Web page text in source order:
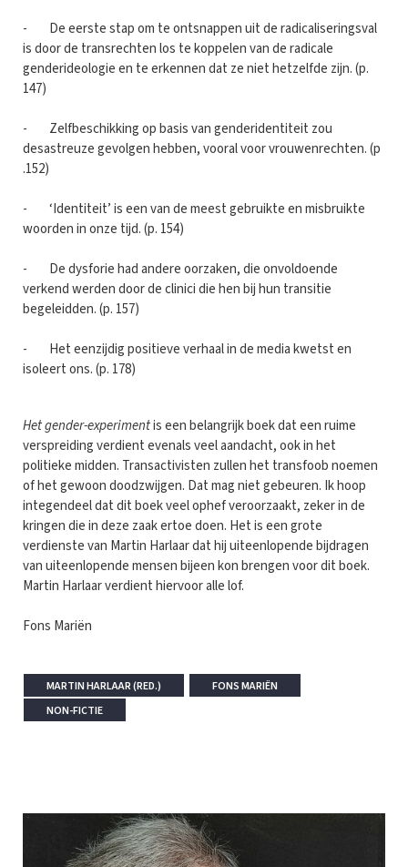
- De eerste stap om te ontsnappen uit de radicaliseringsval
is door de transrechten los te koppelen van de radicale
genderideologie en te erkennen dat ze niet hetzelfde zijn. (p.
147)
- Zelfbeschikking op basis van genderidentiteit zou
desastreuze gevolgen hebben, vooral voor vrouwenrechten. (p
.152)
- ‘Identiteit’ is een van de meest gebruikte en misbruikte
woorden in onze tijd. (p. 154)
- De dysforie had andere oorzaken, die onvoldoende
verkend werden door de clinici die hen bij hun transitie
begeleidden. (p. 157)
- Het eenzijdig positieve verhaal in de media kwetst en
isoleert ons. (p. 178)
Het gender-experimentis een belangrijk boek dat een ruime
verspreiding verdient evenals veel aandacht, ook in het
politieke midden. Transactivisten zullen het transfoob noemen
of het gewoon doodzwijgen. Dat mag niet gebeuren. Ik hoop
integendeel dat dit boek veel ophef veroorzaakt, zeker in de
kringen die in deze zaak ertoe doen. Het is een grote
verdienste van Martin Harlaar dat hij uiteenlopende bijdragen
van uiteenlopende mensen bijeen kon brengen voor dit boek.
Martin Harlaar verdient hiervoor alle lof.
Fons Mariën
MARTIN HARLAAR (RED.)
FONS MARIËN
NON-FICTIE